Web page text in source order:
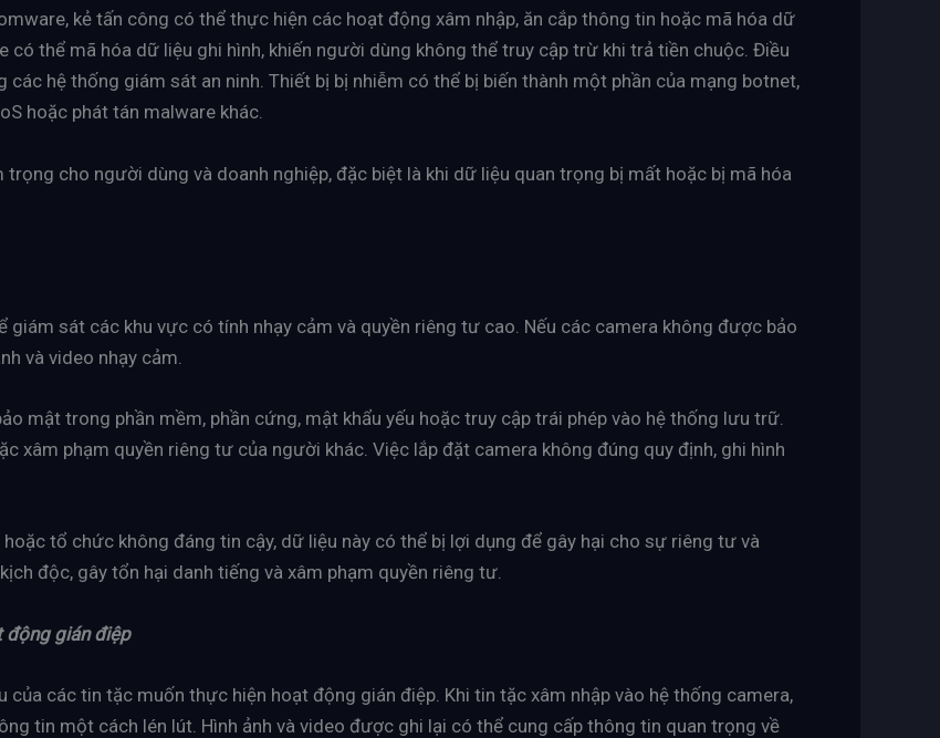
kẻ tấn công có thể thực hiện các hoạt động xâm nhập, ăn cắp thông tin hoặc mã hóa dữ
có thể mã hóa dữ liệu ghi hình, khiến người dùng không thể truy cập trừ khi trả tiền chuộc. Điều
hệ thống giám sát an ninh. Thiết bị bị nhiễm có thể bị biến thành một phần của mạng botnet,
hoặc phát tán malware khác.
cho người dùng và doanh nghiệp, đặc biệt là khi dữ liệu quan trọng bị mất hoặc bị mã hóa
sát các khu vực có tính nhạy cảm và quyền riêng tư cao. Nếu các camera không được bảo
và video nhạy cảm.
mật trong phần mềm, phần cứng, mật khẩu yếu hoặc truy cập trái phép vào hệ thống lưu trữ.
xâm phạm quyền riêng tư của người khác. Việc lắp đặt camera không đúng quy định, ghi hình
tổ chức không đáng tin cậy, dữ liệu này có thể bị lợi dụng để gây hại cho sự riêng tư và
độc, gây tổn hại danh tiếng và xâm phạm quyền riêng tư.
động gián điệp
các tin tặc muốn thực hiện hoạt động gián điệp. Khi tin tặc xâm nhập vào hệ thống camera,
tin một cách lén lút. Hình ảnh và video được ghi lại có thể cung cấp thông tin quan trọng về